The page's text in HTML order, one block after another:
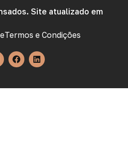
Site atualizado em
Termos e Condições